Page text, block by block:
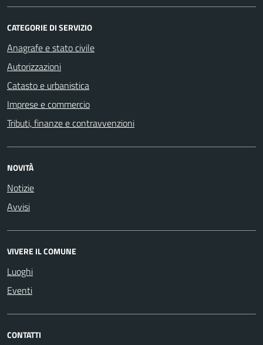
CATEGORIE DI SERVIZIO
Anagrafe e stato civile
Autorizzazioni
Catasto e urbanistica
Imprese e commercio
Tributi, finanze e contravvenzioni
NOVITÀ
Notizie
Avvisi
VIVERE IL COMUNE
Luoghi
Eventi
CONTATTI